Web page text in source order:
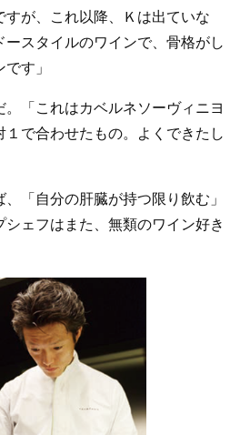
すが、これ以降、Ｋは出ていな
スタイルのワインで、骨格がし
す」
「これはカベルネソーヴィニヨ
１で合わせたもの。よくできたし
「自分の肝臓が持つ限り飲む」
シェフはまた、無類のワイン好き